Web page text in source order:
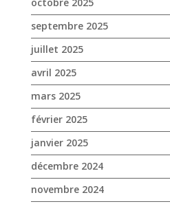
février 2025
janvier 2025
décembre 2024
novembre 2024
octobre 2024
septembre 2024
août 2024
juin 2024
mai 2024